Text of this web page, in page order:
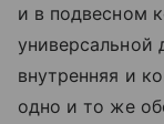
и в подвесном
универсальной
внутренняя и
одно и то же